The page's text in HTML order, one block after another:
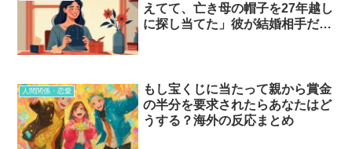
えてて、亡き母の帽子を27年越し
に探し当てた」彼が結婚相手だと
人間関係・恋愛
もし宝くじに当たって親から賞金
の半分を要求されたらあなたはど
うする？海外の反応まとめ